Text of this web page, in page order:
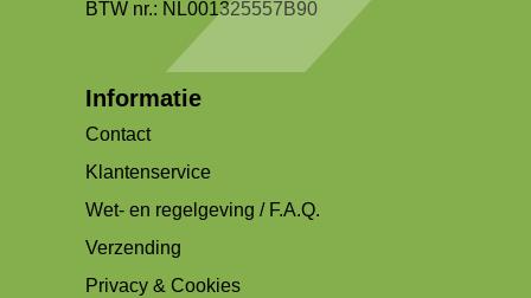
BTW nr.: NL001325557B90
Informatie
Contact
Klantenservice
Wet- en regelgeving / F.A.Q.
Verzending
Privacy & Cookies